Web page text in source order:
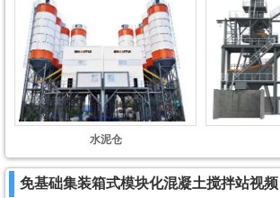
水泥仓
免基础集装箱式模块化混凝土搅拌站视频